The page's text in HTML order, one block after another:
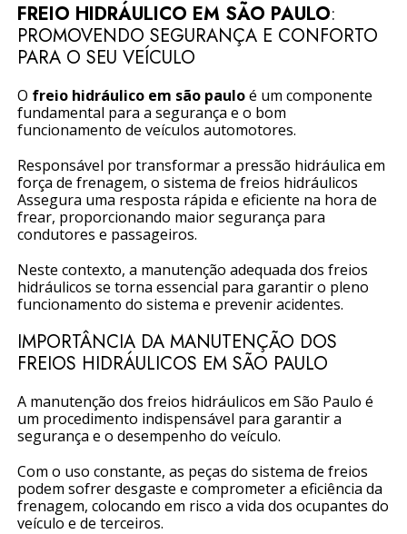
FREIO HIDRÁULICO EM SÃO PAULO:
PROMOVENDO SEGURANÇA E CONFORTO
PARA O SEU VEÍCULO
O freio hidráulico em são pauloé um componente
fundamental para a segurança e o bom
funcionamento de veículos automotores.
Responsável por transformar a pressão hidráulica em
força de frenagem, o sistema de freios hidráulicos
Assegura uma resposta rápida e eficiente na hora de
frear, proporcionando maior segurança para
condutores e passageiros.
Neste contexto, a manutenção adequada dos freios
hidráulicos se torna essencial para garantir o pleno
funcionamento do sistema e prevenir acidentes.
IMPORTÂNCIA DA MANUTENÇÃO DOS
FREIOS HIDRÁULICOS EM SÃO PAULO
A manutenção dos freios hidráulicos em São Paulo é
um procedimento indispensável para garantir a
segurança e o desempenho do veículo.
Com o uso constante, as peças do sistema de freios
podem sofrer desgaste e comprometer a eficiência da
frenagem, colocando em risco a vida dos ocupantes do
veículo e de terceiros.